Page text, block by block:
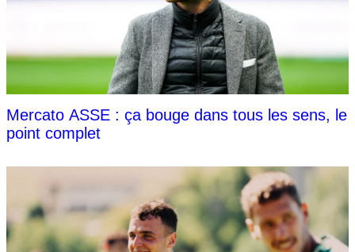
Mercato ASSE : ça bouge dans tous les sens, le
point complet